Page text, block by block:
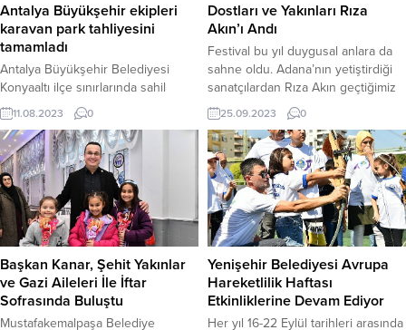
Antalya Büyükşehir ekipleri
karavan park tahliyesini
tamamladı
Antalya Büyükşehir Belediyesi
Konyaaltı ilçe sınırlarında sahil
bandı ve mahalle aralarında park
eden karavanların tahliye işlemini
tamamladı. Kontrolsüz karavan park
yerleri Büyükşehir ekipleri
tarafından temizledi. Antalya
Büyükşehir Belediyesi, Ulaşım
Planlama ve Raylı Sistem Dairesi
Başkanlığı (UKOME) Genel Kurulu
Kararı ile Konyaaltı sahil bandı ve
mahalle aralarında park eden
karavanları tahliye...
11.08.2023 0
Dostları ve Yakınları Rıza
Akın’ı Andı
Festival bu yıl duygusal anlara da
sahne oldu. Adana’nın yetiştirdiği
sanatçılardan Rıza Akın geçtiğimiz
yıl hayata veda etti. Pek çok sinema
filminde ve dizide rol alan
sanatçının 2007 yılında Tayfun
Pirselimoğlu’nun yönettiği filmi
“Rıza” gösterildi. Adana seyircinin
yoğun ilgi gösterdiği gösterim
sonrasında, filmin yönetmeni
Tayfun Pirselimoğlu, yakın dostu
oyuncu Menderes...
25.09.2023 0
Başkan Kanar, Şehit Yakınlar
ve Gazi Aileleri İle İftar
Sofrasında Buluştu
Mustafakemalpaşa Belediye
Yenişehir Belediyesi Avrupa
Hareketlilik Haftası
Etkinliklerine Devam Ediyor
Her yıl 16-22 Eylül tarihleri arasında